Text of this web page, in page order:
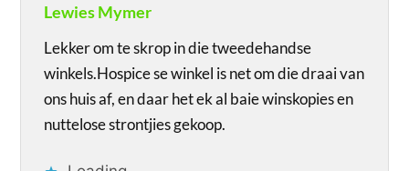
Lewies Mymer
Lekker om te skrop in die tweedehandse
winkels.Hospice se winkel is net om die draai van
ons huis af, en daar het ek al baie winskopies en
nuttelose strontjies gekoop.